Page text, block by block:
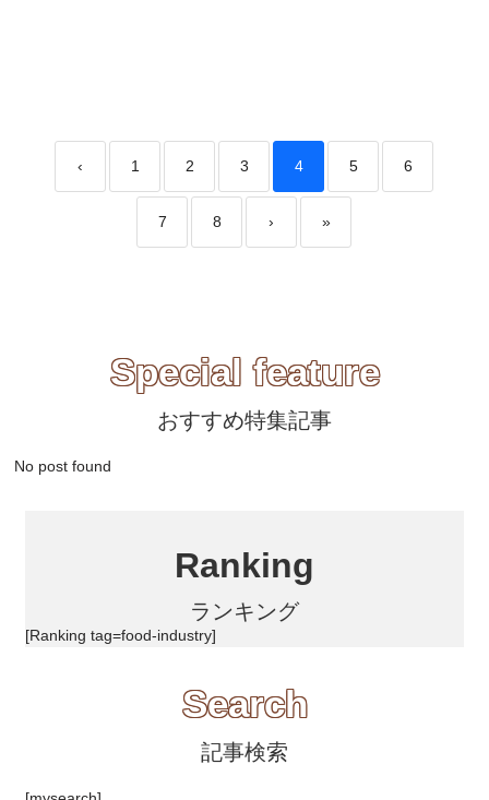
‹ 1 2 3 4 5 6
7 8 › »
Special feature
おすすめ特集記事
No post found
Ranking
ランキング
[Ranking tag=food-industry]
Search
記事検索